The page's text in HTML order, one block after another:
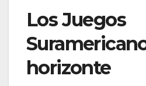
Los Juegos
horizonte